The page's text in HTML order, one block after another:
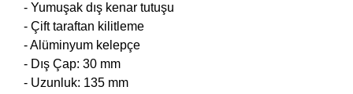
- Yumuşak dış kenar tutuşu
- Çift taraftan kilitleme
- Alüminyum kelepçe
- Dış Çap: 30 mm
- Uzunluk: 135 mm